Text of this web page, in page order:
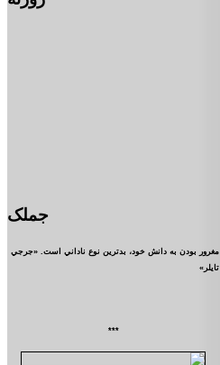
جملک
مغرور بودن به دانش خود، بدترين نوع ناداني است. «جرجي
تايلر»
***